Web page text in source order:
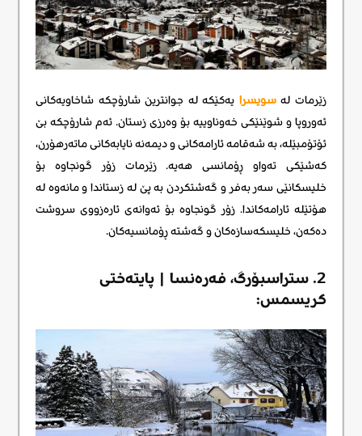
زێرمات لهسویسرا یەکێکە لە جوانترین شارۆچکە شاخاویەکانی
ئەوروپا و شوێنێکی خەوناوییە بۆ وەرزی زستان. ئەم شارۆچکە بێ
ئۆتۆمبێلە، بە شەقامە ئارامەکانی و دیمەنە نایابەکانی ماتەرهۆرن،
کەشێکی تەواو ڕۆمانسی هەیە. زێرمات زۆر گونجاوە بۆ
خلیسکانێی سەر بەفر و گەشتکردن بە پێ لە زستاندا و مانەوە لە
هۆتێلە ئارامەکاندا. زۆر گونجاوە بۆ ئەوانەی ئارەزووی سروشت
دەکەن، خلیسکەسازەکان و گەشتە ڕۆمانسیەکان.
2. ستراسبۆرگ، فەرەنسا | پایتەختی
کریسمس: